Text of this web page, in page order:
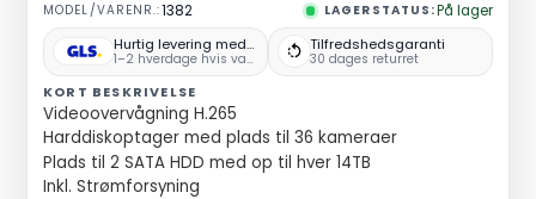
MODEL/VARENR.:1382 LAGERSTATUS:På lager
Hurtig levering med GLS
1–2 hverdage hvis varen er på lager
Tilfredshedsgaranti
30 dages returret
KORT BESKRIVELSE
Videoovervågning H.265
Harddiskoptager med plads til 36 kameraer
Plads til 2 SATA HDD med op til hver 14TB
Inkl. Strømforsyning